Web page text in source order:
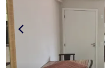
praticidade! Obs.: Os proprietários aceitam
vender o imóvel